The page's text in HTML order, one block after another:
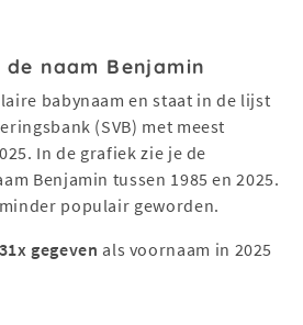
naam Benjamin
babynaam en staat in de lijst
(SVB) met meest
In de grafiek zie je de
Benjamin tussen 1985 en 2025.
populair geworden.
gegeven als voornaam in 2025